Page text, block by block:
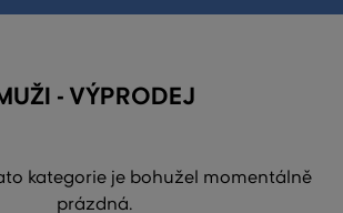
- VÝPRODEJ
kategorie je bohužel momentálně
prázdná.